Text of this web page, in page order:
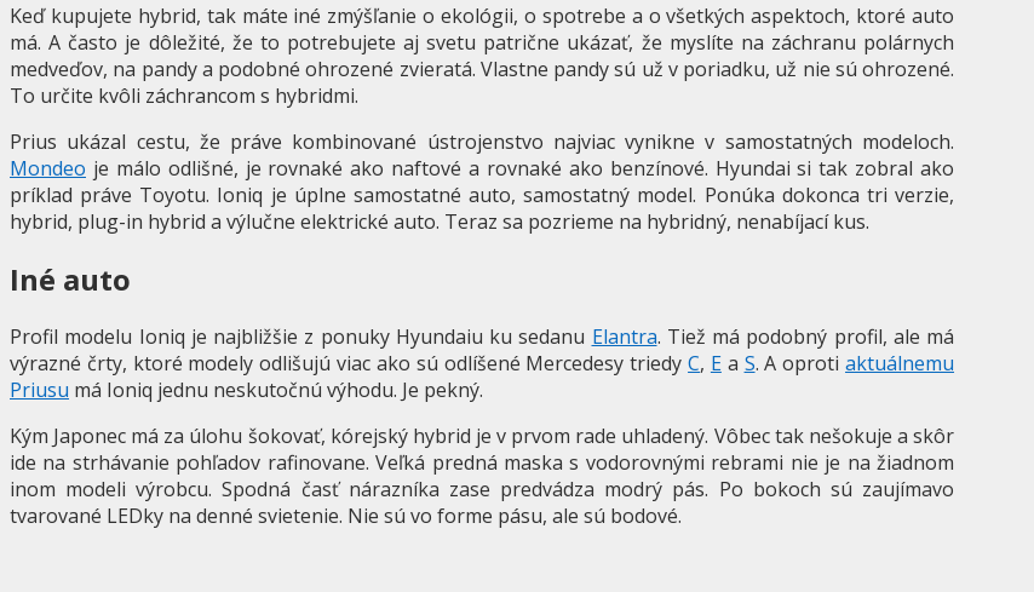
Keď kupujete hybrid, tak máte iné zmýšľanie o ekológii, o spotrebe a o všetkých aspektoch, ktoré auto
má. A často je dôležité, že to potrebujete aj svetu patrične ukázať, že myslíte na záchranu polárnych
medveďov, na pandy a podobné ohrozené zvieratá. Vlastne pandy sú už v poriadku, už nie sú ohrozené.
To určite kvôli záchrancom s hybridmi.
Prius ukázal cestu, že práve kombinované ústrojenstvo najviac vynikne v samostatných modeloch.
Mondeo je málo odlišné, je rovnaké ako naftové a rovnaké ako benzínové. Hyundai si tak zobral ako
príklad práve Toyotu. Ioniq je úplne samostatné auto, samostatný model. Ponúka dokonca tri verzie,
hybrid, plug-in hybrid a výlučne elektrické auto. Teraz sa pozrieme na hybridný, nenabíjací kus.
Iné auto
Profil modelu Ioniq je najbližšie z ponuky Hyundaiu ku sedanu Elantra. Tiež má podobný profil, ale má
výrazné črty, ktoré modely odlišujú viac ako sú odlíšené Mercedesy triedyC, Ea S. A oprotiaktuálnemu
Priusu má Ioniq jednu neskutočnú výhodu. Je pekný.
Kým Japonec má za úlohu šokovať, kórejský hybrid je v prvom rade uhladený. Vôbec tak nešokuje a skôr
ide na strhávanie pohľadov rafinovane. Veľká predná maska s vodorovnými rebrami nie je na žiadnom
inom modeli výrobcu. Spodná časť nárazníka zase predvádza modrý pás. Po bokoch sú zaujímavo
tvarované LEDky na denné svietenie. Nie sú vo forme pásu, ale sú bodové.